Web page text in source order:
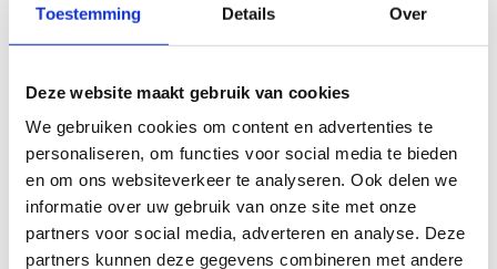
Toestemming Details Over
Deze website maakt gebruik van cookies
We gebruiken cookies om content en advertenties te
personaliseren, om functies voor social media te bieden
en om ons websiteverkeer te analyseren. Ook delen we
informatie over uw gebruik van onze site met onze
partners voor social media, adverteren en analyse. Deze
partners kunnen deze gegevens combineren met andere
avontuurlijke
sportdag
Avontuur in beeld